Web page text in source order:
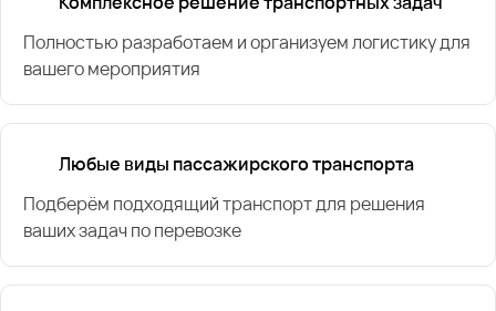
Полностью разработаем и организуем логистику для
вашего мероприятия
Любые виды пассажирского транспорта
Подберём подходящий транспорт для решения
ваших задач по перевозке